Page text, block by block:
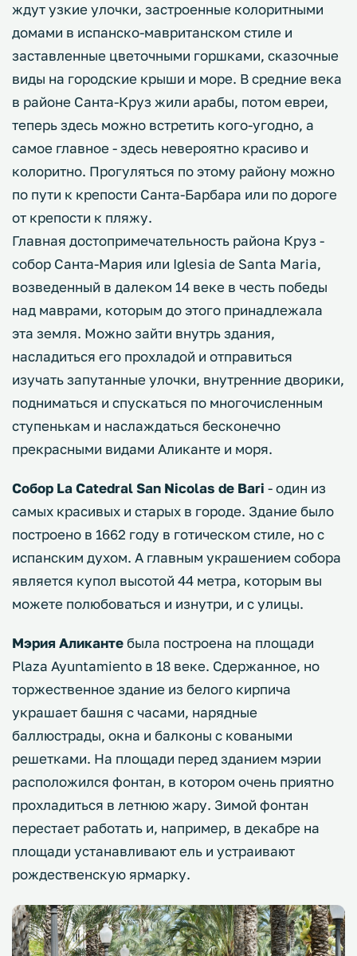
ждут узкие улочки, застроенные колоритными
домами в испанско-мавританском стиле и
заставленные цветочными горшками, сказочные
виды на городские крыши и море. В средние века
в районе Санта-Круз жили арабы, потом евреи,
теперь здесь можно встретить кого-угодно, а
самое главное - здесь невероятно красиво и
колоритно. Прогуляться по этому району можно
по пути к крепости Санта-Барбара или по дороге
от крепости к пляжу.
Главная достопримечательность района Круз -
собор Санта-Мария или Iglesia de Santa Maria,
возведенный в далеком 14 веке в честь победы
над маврами, которым до этого принадлежала
эта земля. Можно зайти внутрь здания,
насладиться его прохладой и отправиться
изучать запутанные улочки, внутренние дворики,
подниматься и спускаться по многочисленным
ступенькам и наслаждаться бесконечно
прекрасными видами Аликанте и моря.
Собор La Catedral San Nicolas de Bari - один из
самых красивых и старых в городе. Здание было
построено в 1662 году в готическом стиле, но с
испанским духом. А главным украшением собора
является купол высотой 44 метра, которым вы
можете полюбоваться и изнутри, и с улицы.
Мэрия Аликантебыла построена на площади
Plaza Ayuntamiento в 18 веке. Сдержанное, но
торжественное здание из белого кирпича
украшает башня с часами, нарядные
баллюстрады, окна и балконы с коваными
решетками. На площади перед зданием мэрии
расположился фонтан, в котором очень приятно
прохладиться в летнюю жару. Зимой фонтан
перестает работать и, например, в декабре на
площади устанавливают ель и устраивают
рождественскую ярмарку.